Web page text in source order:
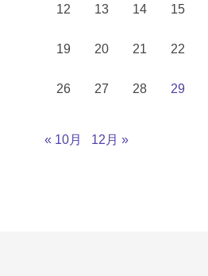
12 13 14 15
19 20 21 22
26 27 28 29
« 10月 12月 »